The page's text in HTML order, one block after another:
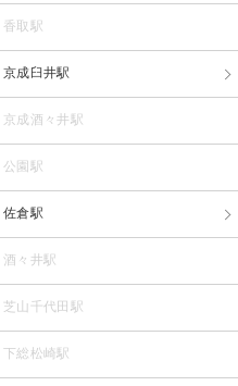
香取駅
京成臼井駅
京成酒々井駅
公園駅
佐倉駅
酒々井駅
芝山千代田駅
下総松崎駅